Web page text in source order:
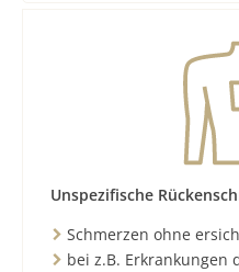
Unspezifische
Schmerzen ohne
bei z.B. Erkrankungen